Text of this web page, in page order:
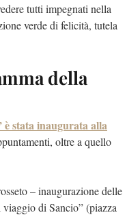
tutti impegnati nella
verde di felicità, tutela
della
stata inaugurata alla
oltre a quello
– inaugurazione delle
di Sancio” (piazza